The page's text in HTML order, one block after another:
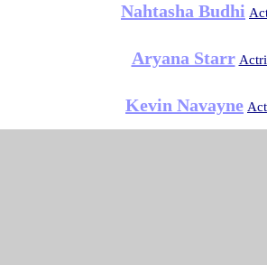
Nahtasha Budhi
Aryana Starr
Kevin Navayne